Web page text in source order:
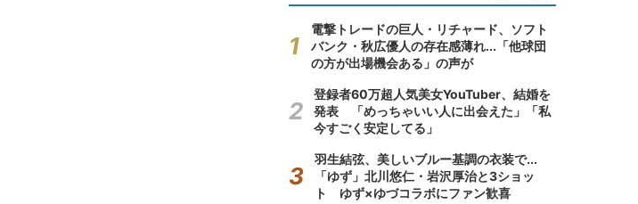
電撃トレードの巨人・リチャード、ソフト
バンク・秋広優人の存在感薄れ...「他球団
の方が出場機会ある」の声が
登録者60万超人気美女YouTuber、結婚を
発表 「めっちゃいい人に出会えた」「私
今すごく安定してる」
羽生結弦、美しいブルー基調の衣装で...
「ゆず」北川悠仁・岩沢厚治と3ショッ
ト ゆず×ゆづコラボにファン歓喜